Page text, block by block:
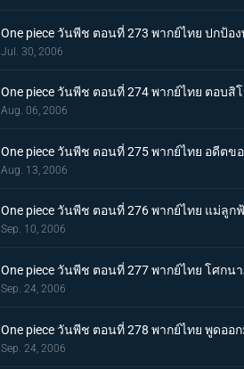
One piece วันพีช ตอนที่ 273 พากย์ไทย ปกป้อ
Jul. 30, 2006
One piece วันพีช ตอนที่ 274 พากย์ไทย ตอบ
Aug. 06, 2006
One piece วันพีช ตอนที่ 275 พากย์ไทย อดีตข
Aug. 13, 2006
One piece วันพีช ตอนที่ 276 พากย์ไทย แม่ลู
Sep. 10, 2006
One piece วันพีช ตอนที่ 277 พากย์ไทย โศก
Sep. 24, 2006
One piece วันพีช ตอนที่ 278 พากย์ไทย พูดอ
Sep. 24, 2006